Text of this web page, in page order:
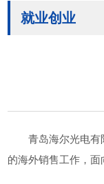
就业创业
青岛海尔光电有
的海外销售工作，面